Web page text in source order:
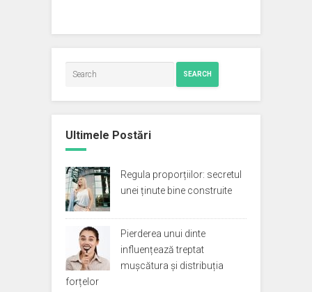
SEARCH
Ultimele Postări
Regula proporțiilor: secretul
unei ținute bine construite
Pierderea unui dinte
influențează treptat
mușcătura și distribuția
forțelor